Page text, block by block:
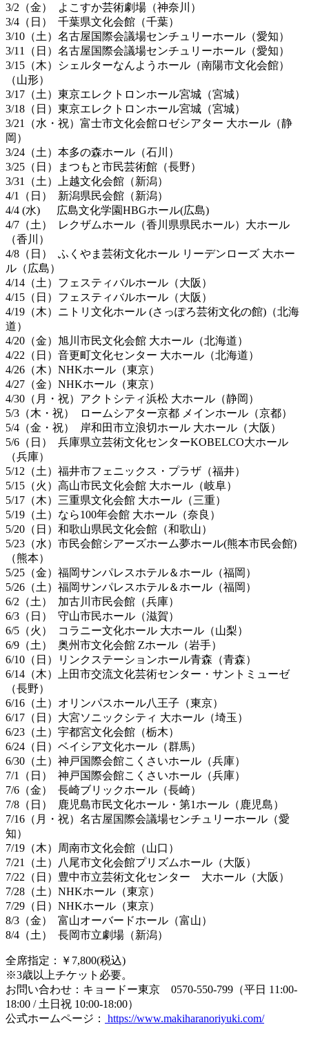
3/2（金） よこすか芸術劇場（神奈川）
3/4（日） 千葉県文化会館（千葉）
3/10（土）名古屋国際会議場センチュリーホール（愛知）
3/11（日）名古屋国際会議場センチュリーホール（愛知）
3/15（木）シェルターなんようホール（南陽市文化会館）
（山形）
3/17（土）東京エレクトロンホール宮城（宮城）
3/18（日）東京エレクトロンホール宮城（宮城）
3/21（水・祝）富士市文化会館ロゼシアター 大ホール（静
岡）
3/24（土）本多の森ホール（石川）
3/25（日）まつもと市民芸術館（長野）
3/31（土）上越文化会館（新潟）
4/1（日） 新潟県⺠会館（新潟）
4/4 (水) 広島文化学園HBGホール(広島)
4/7（土） レクザムホール（香川県県民ホール）大ホール
（香川）
4/8（日） ふくやま芸術文化ホール リーデンローズ 大ホー
ル（広島）
4/14（土）フェスティバルホール（大阪）
4/15（日）フェスティバルホール（大阪）
4/19（木）ニトリ文化ホール (さっぽろ芸術文化の館)（北海
道）
4/20（金）旭川市民文化会館 大ホール（北海道）
4/22（日）音更町文化センター 大ホール（北海道）
4/26（木）NHKホール（東京）
4/27（金）NHKホール（東京）
4/30（月・祝）アクトシティ浜松 大ホール（静岡）
5/3（木・祝） ロームシアター京都 メインホール（京都）
5/4（金・祝） 岸和田市立浪切ホール 大ホール（大阪）
5/6（日） 兵庫県立芸術文化センターKOBELCO大ホール
（兵庫）
5/12（土）福井市フェニックス・プラザ（福井）
5/15（火）高山市⺠文化会館 大ホール（岐阜）
5/17（木）三重県文化会館 大ホール（三重）
5/19（土）なら100年会館 大ホール（奈良）
5/20（日）和歌山県⺠文化会館（和歌山）
5/23（水）市民会館シアーズホーム夢ホール(熊本市民会館)
（熊本）
5/25（金）福岡サンパレスホテル＆ホール（福岡）
5/26（土）福岡サンパレスホテル＆ホール（福岡）
6/2（土） 加古川市⺠会館（兵庫）
6/3（日） 守山市⺠ホール（滋賀）
6/5（火） コラニー文化ホール 大ホール（山梨）
6/9（土） 奥州市文化会館 Zホール（岩手）
6/10（日）リンクステーションホール青森（青森）
6/14（木）上田市交流文化芸術センター・サントミューゼ
（長野）
6/16（土）オリンパスホール八王子（東京）
6/17（日）大宮ソニックシティ 大ホール（埼玉）
6/23（土）宇都宮文化会館（栃木）
6/24（日）ベイシア文化ホール（群馬）
6/30（土）神戸国際会館こくさいホール（兵庫）
7/1（日） 神戸国際会館こくさいホール（兵庫）
7/6（金） 長崎ブリックホール（長崎）
7/8（日） 鹿児島市民文化ホール・第1ホール（鹿児島）
7/16（月・祝）名古屋国際会議場センチュリーホール（愛
知）
7/19（木）周南市文化会館（山口）
7/21（土）八尾市文化会館プリズムホール（大阪）
7/22（日）豊中市立芸術文化センター 大ホール（大阪）
7/28（土）NHKホール（東京）
7/29（日）NHKホール（東京）
8/3（金） 富山オーバードホール（富山）
8/4（土） 長岡市立劇場（新潟）
全席指定：￥7,800(税込)
※3歳以上チケット必要。
お問い合わせ：キョードー東京 0570-550-799（平日 11:00-
18:00 / 土日祝 10:00-18:00）
公式ホームページ：
https://www.makiharanoriyuki.com/